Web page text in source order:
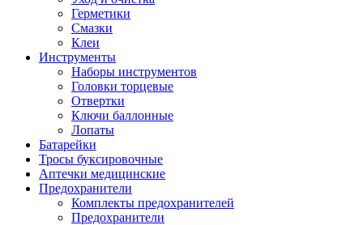
Герметики
Смазки
Клеи
Инструменты
Наборы инструментов
Головки торцевые
Отвертки
Ключи баллонные
Лопаты
Батарейки
Тросы буксировочные
Аптечки медицинские
Предохранители
Комплекты предохранителей
Предохранители